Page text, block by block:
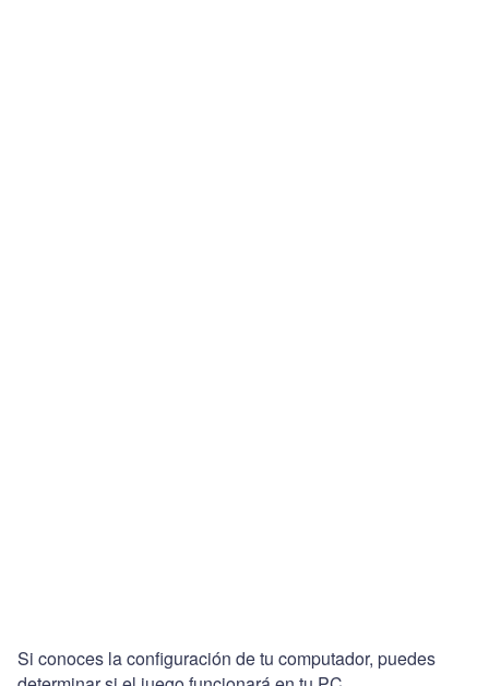
Si conoces la configuración de tu computador, puedes